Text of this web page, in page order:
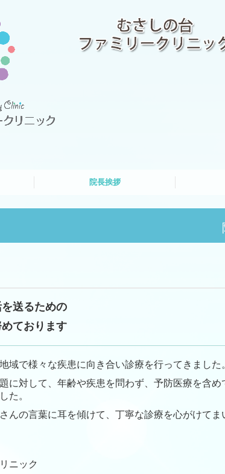
院長挨拶
内科
泌尿器科
外科
訪問診療
健康診断・
予防接種・
生活習慣病
送るための
ております
域で様々な疾患に向き合い診療を行ってきました
に対して、年齢や疾患を問わず、予防医療を含め
た。
んの言葉に耳を傾けて、丁寧な診療を心がけてま
ニック